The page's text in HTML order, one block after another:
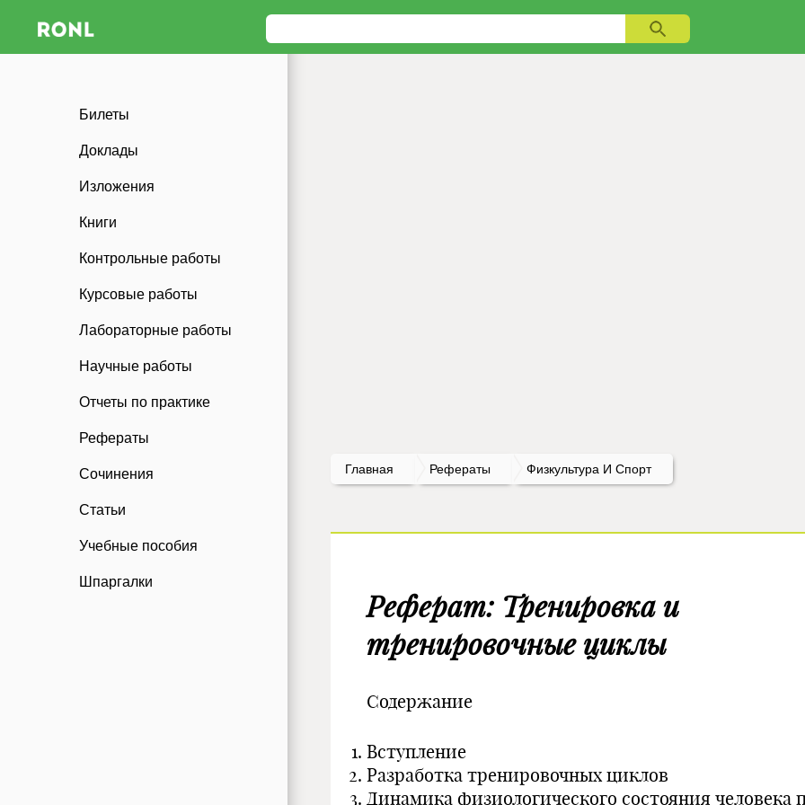
Билеты
Доклады
Изложения
Книги
Контрольные работы
Курсовые работы
Лабораторные работы
Научные работы
Отчеты по практике
Рефераты
Сочинения
Статьи
Учебные пособия
Шпаргалки
Главная Рефераты Физкультура И Спорт
Реферат: Тренировка и
тренировочные циклы
Содержание
Вступление
Разработка тренировочных циклов
Динамика физиологического состояния человека